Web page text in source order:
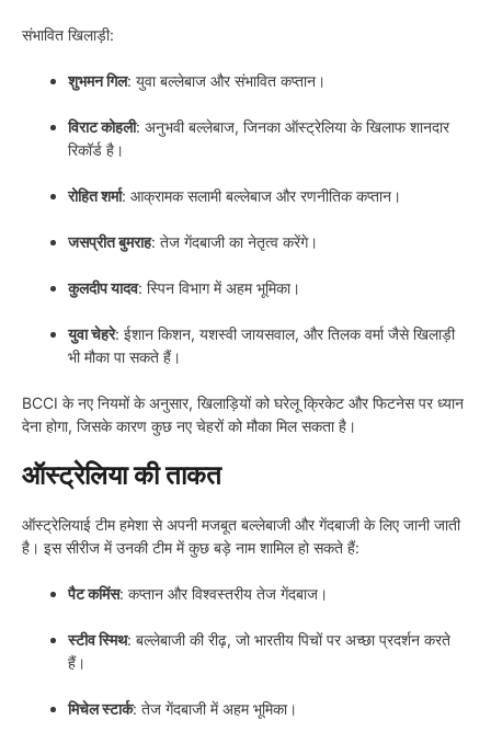
संभावित खिलाड़ी:
शुभमन गिल: युवा बल्लेबाज और संभावित कप्तान।
विराट कोहली: अनुभवी बल्लेबाज, जिनका ऑस्ट्रेलिया के खिलाफ शानदार
रिकॉर्ड है।
रोहित शर्मा: आक्रामक सलामी बल्लेबाज और रणनीतिक कप्तान।
जसप्रीत बुमराह: तेज गेंदबाजी का नेतृत्व करेंगे।
कुलदीप यादव: स्पिन विभाग में अहम भूमिका।
युवा चेहरे: ईशान किशन, यशस्वी जायसवाल, और तिलक वर्मा जैसे खिलाड़ी
भी मौका पा सकते हैं।
BCCI के नए नियमों के अनुसार, खिलाड़ियों को घरेलू क्रिकेट और फिटनेस पर ध्यान
देना होगा, जिसके कारण कुछ नए चेहरों को मौका मिल सकता है।
ऑस्ट्रेलिया की ताकत
ऑस्ट्रेलियाई टीम हमेशा से अपनी मजबूत बल्लेबाजी और गेंदबाजी के लिए जानी जाती
है। इस सीरीज में उनकी टीम में कुछ बड़े नाम शामिल हो सकते हैं:
पैट कमिंस: कप्तान और विश्वस्तरीय तेज गेंदबाज।
स्टीव स्मिथ: बल्लेबाजी की रीढ़, जो भारतीय पिचों पर अच्छा प्रदर्शन करते
हैं।
मिचेल स्टार्क: तेज गेंदबाजी में अहम भूमिका।